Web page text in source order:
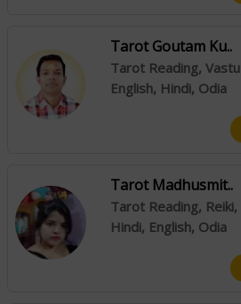
Tarot Goutam Ku..
Tarot Reading, Vastu
English, Hindi, Odia
Tarot Madhusmit..
Hindi, English, Odia